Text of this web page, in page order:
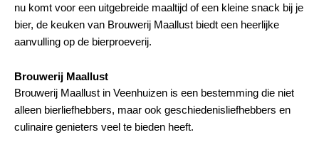
nu komt voor een uitgebreide maaltijd of een kleine snack bij je
bier, de keuken van Brouwerij Maallust biedt een heerlijke
aanvulling op de bierproeverij.
Brouwerij Maallust
Brouwerij Maallust in Veenhuizen is een bestemming die niet
alleen bierliefhebbers, maar ook geschiedenisliefhebbers en
culinaire genieters veel te bieden heeft.